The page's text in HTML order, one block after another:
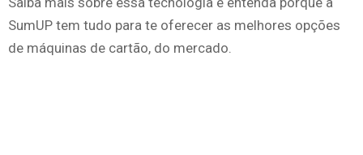
SumUP tem tudo para te oferecer as melhores opções
de máquinas de cartão, do mercado.